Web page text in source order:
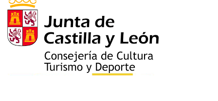
usted
es
un
visitante
prevenir